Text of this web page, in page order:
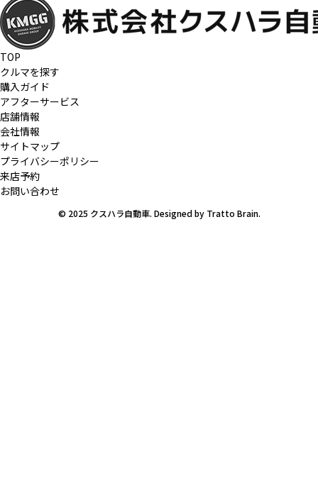
TOP
クルマを探す
購入ガイド
アフターサービス
店舗情報
会社情報
サイトマップ
プライバシーポリシー
来店予約
お問い合わせ
© 2025 クスハラ自動車. Designed by Tratto Brain.